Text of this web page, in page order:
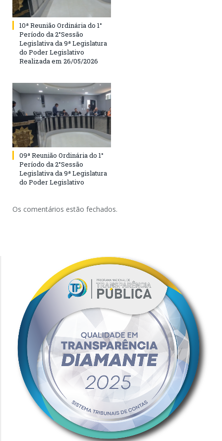
10ª Reunião Ordinária do 1°
Período da 2°Sessão
Legislativa da 9ª Legislatura
do Poder Legislativo
Realizada em 26/05/2026
09ª Reunião Ordinária do 1°
Período da 2°Sessão
Legislativa da 9ª Legislatura
do Poder Legislativo
Os comentários estão fechados.